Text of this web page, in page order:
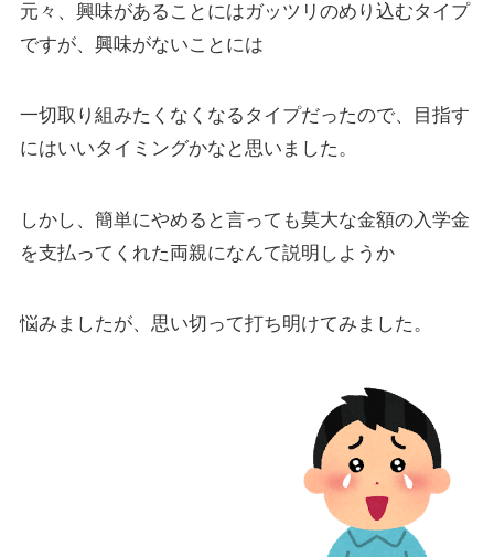
元々、興味があることにはガッツリのめり込むタイプ
ですが、興味がないことには
一切取り組みたくなくなるタイプだったので、目指す
にはいいタイミングかなと思いました。
しかし、簡単にやめると言っても莫大な金額の入学金
を支払ってくれた両親になんて説明しようか
悩みましたが、思い切って打ち明けてみました。